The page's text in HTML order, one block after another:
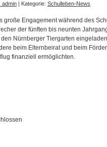
| Kategorie: Schulleben-News
große Engagement während des
der fünften bis neunten
Nürnberger Tiergarten
beim Elternbeirat und beim
finanziell ermöglichten.